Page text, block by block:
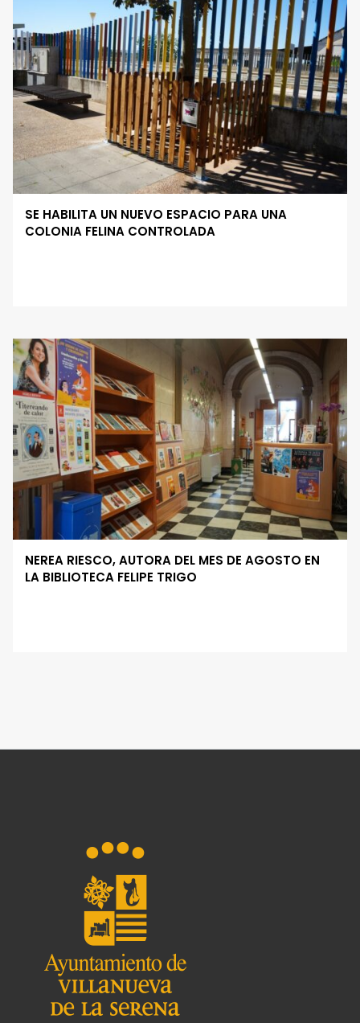
SE HABILITA UN NUEVO ESPACIO PARA UNA
COLONIA FELINA CONTROLADA
NEREA RIESCO, AUTORA DEL MES DE AGOSTO EN
LA BIBLIOTECA FELIPE TRIGO